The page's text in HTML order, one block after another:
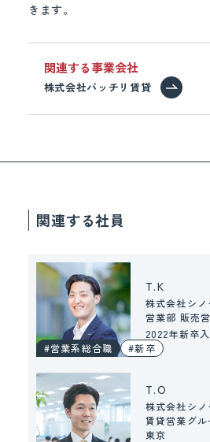
きます。
関連する事業会社
株式会社バッチリ賃貸
関連する社員
T.K
株式会社シ
営業部 販売
2022年新卒
#営業系総合職
#新卒
T.O
株式会社シ
賃貸営業グ
東京